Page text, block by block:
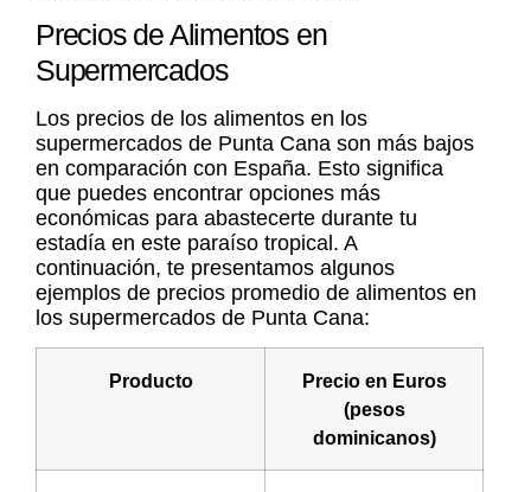
Precios de Alimentos en
Supermercados
Los precios de los alimentos en los
supermercados de Punta Cana son más bajos
en comparación con España. Esto significa
que puedes encontrar opciones más
económicas para abastecerte durante tu
estadía en este paraíso tropical. A
continuación, te presentamos algunos
ejemplos de precios promedio de alimentos en
los supermercados de Punta Cana:
Producto
Precio en Euros
(pesos
dominicanos)